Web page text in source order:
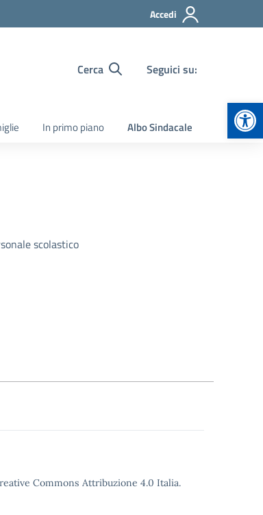
Accedi
Cerca Seguici su:
In primo piano Albo Sindacale
scolastico
Commons Attribuzione 4.0 Italia.